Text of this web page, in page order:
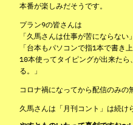
本番が楽しみだそうです。
プラン9の皆さんは
「久馬さんは仕事が苦にならない」
「台本もパソコンで指1本で書き上
10本使ってタイピングが出来た
る。」
コロナ禍になってから配信のみの
久馬さんは「月刊コント」は続け